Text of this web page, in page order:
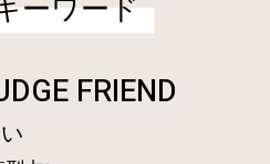
ーワード
FRIEND